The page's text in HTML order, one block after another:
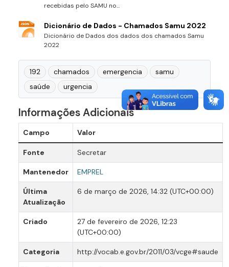
recebidas pelo SAMU no...
Dicionário de Dados - Chamados Samu 2022
Dicionário de Dados dos dados dos chamados Samu
2022
192 chamados emergencia
samu
saúde
urgencia
Informações Adicionais
Campo Valor
Fonte Secretar
Mantenedor EMPREL
Última
Atualização
6 de março de 2026, 14:32 (UTC+00:00)
Criado
27 de fevereiro de 2026, 12:23
(UTC+00:00)
Categoria http://vocab.e.gov.br/2011/03/vcge#saude